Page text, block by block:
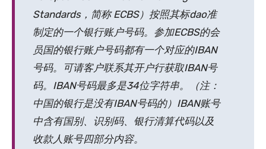
Standards，简称 ECBS）按照其标dao准
制定的一个银行账户号码。参加ECBS的会
员国的银行账户号码都有一个对应的IBAN
号码。可请客户联系其开户行获取IBAN号
码。IBAN号码最多是34位字符串。（注：
中国的银行是没有IBAN号码的）IBAN账号
中含有国别、识别码、银行清算代码以及
收款人账号四部分内容。